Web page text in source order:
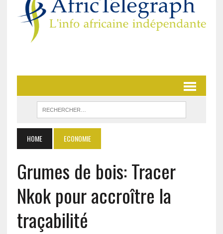
HOME ECONOMIE
Grumes de bois: Tracer
Nkok pour accroître la
traçabilité